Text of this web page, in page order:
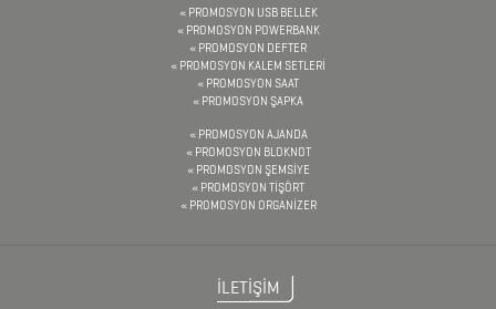
PROMOSYON USB BELLEK
PROMOSYON POWERBANK
PROMOSYON DEFTER
PROMOSYON KALEM SETLERİ
PROMOSYON SAAT
PROMOSYON ŞAPKA
PROMOSYON AJANDA
PROMOSYON BLOKNOT
PROMOSYON ŞEMSİYE
PROMOSYON TİŞÖRT
PROMOSYON ORGANİZER
İLETİŞİM